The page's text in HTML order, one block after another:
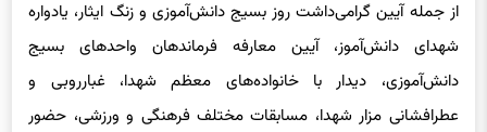
شهدای دانش‌آموز، آیین معارفه فرماندهان واحدهای بسیج
دانش‌آموزی‌، دیدار با خانواده‌های معظم شهدا، غبارروبی و
عطرافشانی مزار شهدا، مسابقات مختلف فرهنگی و ورزشی، حضور
سازمان‌یافته و سخنرانی قبل از خطبه در میعادگاه نماز جمعه، تجلیل